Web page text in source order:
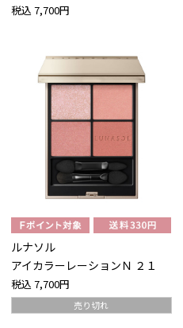
税込 7,700円
ルナソル
アイカラーレーションＮ ２１
税込 7,700円
売り切れ